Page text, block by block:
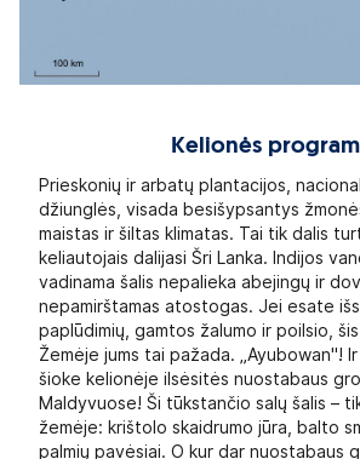
Kelionės
Prieskonių ir arbatų plantacijos,
džiunglės, visada besišypsantys
maistas ir šiltas klimatas. Tai tik dalis
keliautojais dalijasi Šri Lanka. Indijos
vadinama šalis nepalieka abejingų ir
nepamirštamas atostogas. Jei esate
paplūdimių, gamtos žalumo ir poilsio,
Žemėje jums tai pažada. „Ayubowan"!
šioke kelionėje ilsėsitės nuostabaus
Maldyvuose! Ši tūkstančio salų šalis –
žemėje: krištolo skaidrumo jūra, balto
palmių pavėsiai. O kur dar nuostabaus